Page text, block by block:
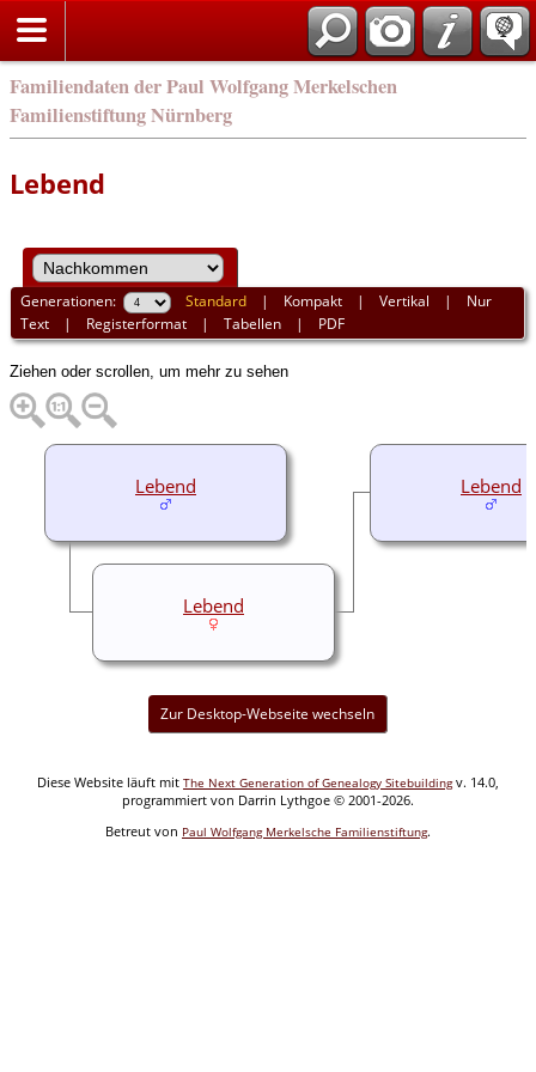
Familiendaten der Paul Wolfgang Merkelschen
Familienstiftung Nürnberg
Lebend
Generationen: Standard | Kompakt |Vertikal | Nur
Text | Registerformat |Tabellen | PDF
Ziehen oder scrollen, um mehr zu sehen
Lebend
Lebend
Lebend
Zur Desktop-Webseite wechseln
Diese Website läuft mit The Next Generation of Genealogy Sitebuildingv. 14.0,
programmiert von Darrin Lythgoe © 2001-2026.
Betreut von Paul Wolfgang Merkelsche Familienstiftung.